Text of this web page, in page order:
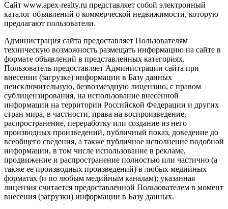
Сайт www.apex-realty.ru представляет собой электронный
каталог объявлений о коммерческой недвижимости, которую
предлагают пользователи.
Администрация сайта предоставляет Пользователям
техническую возможность размещать информацию на сайте в
формате объявлений в представленных категориях.
Пользователь предоставляет Администрации сайта при
внесении (загрузке) информации в Базу данных
неисключительную, безвозмездную лицензию, с правом
сублицензирования, на использование внесенной
информации на территории Российской Федерации и других
стран мира, в частности, права на воспроизведение,
распространение, переработку или создание из него
производных произведений, публичный показ, доведение до
всеобщего сведения, а также публичное исполнение подобной
информации, в том числе использование в рекламе,
продвижение и распространение полностью или частично (а
также ее производных произведений) в любых медийных
форматах (и по любым медийным каналам); указанная
лицензия считается предоставленной Пользователем в момент
внесения (загрузки) информации в Базу данных.